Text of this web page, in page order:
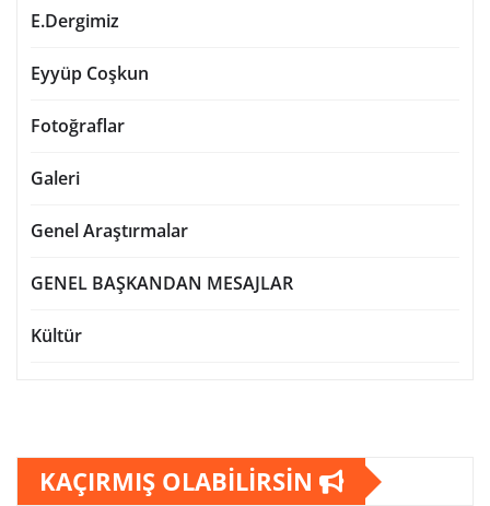
E.Dergimiz
Eyyüp Coşkun
Fotoğraflar
Galeri
Genel Araştırmalar
GENEL BAŞKANDAN MESAJLAR
Kültür
KAÇIRMIŞ OLABİLİRSİN